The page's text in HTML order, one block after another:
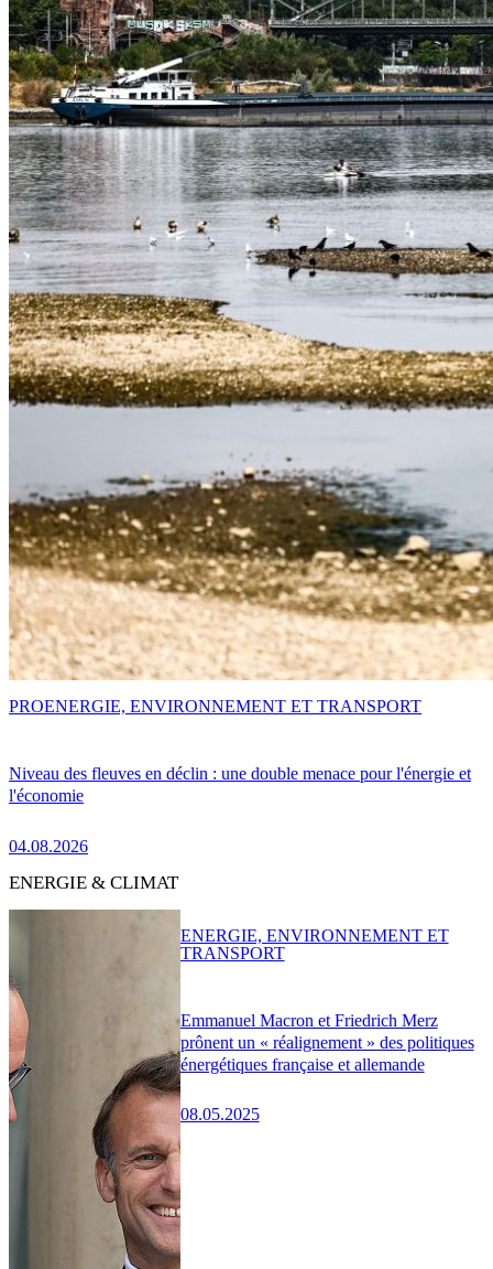
Niveau des fleuves en déclin : une double menace pour l'énergie et
l'économie
04.08.2026
PROENERGIE, ENVIRONNEMENT ET TRANSPORT
ENERGIE & CLIMAT
Emmanuel Macron et Friedrich Merz
prônent un « réalignement » des politiques
énergétiques française et allemande
08.05.2025
ENERGIE, ENVIRONNEMENT ET
TRANSPORT